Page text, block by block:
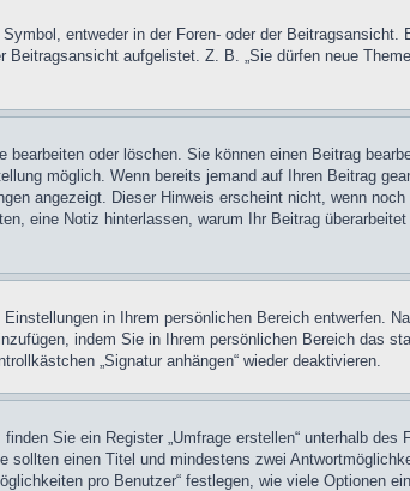
entweder in der Foren- oder der
aufgelistet. Z. B. „Sie dürfen neue
oder löschen. Sie können einen Beitrag
möglich. Wenn bereits jemand auf Ihren Beitrag
angezeigt. Dieser Hinweis erscheint nicht, wenn
eine Notiz hinterlassen, warum Ihr Beitrag
in Ihrem persönlichen Bereich entwerfen.
indem Sie in Ihrem persönlichen Bereich das
„Signatur anhängen“ wieder deaktivieren.
Sie ein Register „Umfrage erstellen“ unterhalb
einen Titel und mindestens zwei
pro Benutzer“ festlegen, wie viele Optionen